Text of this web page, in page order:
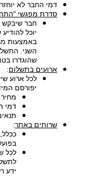
דמי החבר לא
סדרת מפגשי
חבר
יוכל
באמצעות
השני.
שהוגדרו
ארועים בתשלום:
לכל ארוע
יפורסם
דמי
שרותים באתר:
לכל
ידע